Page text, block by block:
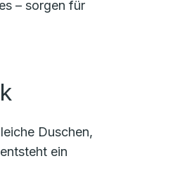
– sorgen für
Duschen,
ein